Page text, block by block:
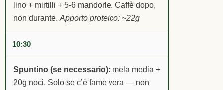
lino + mirtilli + 5-6 mandorle. Caffè dopo,
non durante. Apporto proteico: ~22g
10:30
Spuntino (se necessario): mela media +
20g noci. Solo se c’è fame vera — non